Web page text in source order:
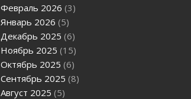
Февраль 2026 (3)
Январь 2026 (5)
Декабрь 2025 (6)
Ноябрь 2025 (15)
Октябрь 2025 (6)
Сентябрь 2025 (8)
Август 2025 (5)